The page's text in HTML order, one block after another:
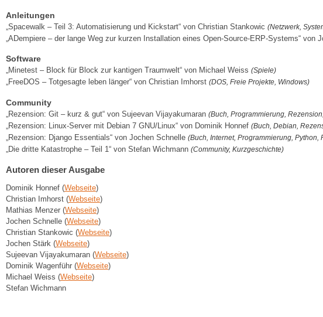
Anleitungen
„Spacewalk – Teil 3: Automatisierung und Kickstart“ von Christian Stankowic (Netzwerk,
„ADempiere – der lange Weg zur kurzen Installation eines Open-Source-ERP-Systems“ von
Software
„Minetest – Block für Block zur kantigen Traumwelt“ von Michael Weiss (Spiele)
„FreeDOS – Totgesagte leben länger“ von Christian Imhorst (DOS, Freie Projekte, Windows)
Community
„Rezension: Git – kurz & gut“ von Sujeevan Vijayakumaran (Buch, Programmierung,
„Rezension: Linux-Server mit Debian 7 GNU/Linux“ von Dominik Honnef (Buch, Debian,
„Rezension: Django Essentials“ von Jochen Schnelle (Buch, Internet, Programmierung, Python,
„Die dritte Katastrophe – Teil 1“ von Stefan Wichmann (Community, Kurzgeschichte)
Autoren dieser Ausgabe
Dominik Honnef (Webseite)
Christian Imhorst (Webseite)
Mathias Menzer (Webseite)
Jochen Schnelle (Webseite)
Christian Stankowic (Webseite)
Jochen Stärk (Webseite)
Sujeevan Vijayakumaran (Webseite)
Dominik Wagenführ (Webseite)
Michael Weiss (Webseite)
Stefan Wichmann